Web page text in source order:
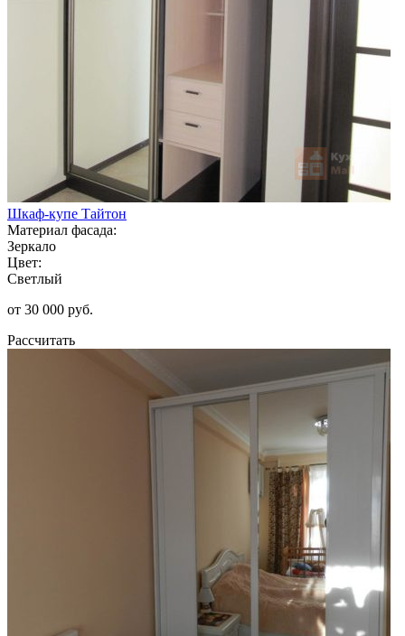
Шкаф-купе Тайтон
Материал фасада:
Зеркало
Цвет:
Светлый
от 30 000 руб.
Рассчитать